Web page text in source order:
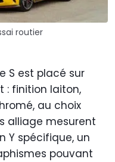
routier
S est placé sur
: finition laiton,
au choix
alliage mesurent
Y spécifique, un
pouvant